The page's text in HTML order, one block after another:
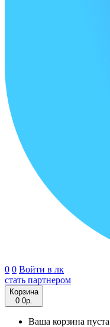
0 0 Войти в лк
стать партнером
Корзина
0 0р.
Ваша корзина